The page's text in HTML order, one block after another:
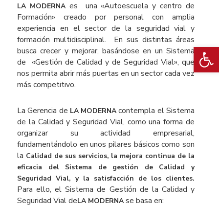
LA MODERNAes una «Autoescuela y centro de
Formación» creado por personal con amplia
experiencia en el sector de la seguridad vial y
formación multidisciplinal. En sus distintas áreas
busca crecer y mejorar, basándose en un Sistema
de «Gestión de Calidad y de Seguridad Vial», que
nos permita abrir más puertas en un sector cada vez
más competitivo.
La Gerencia de LA MODERNAcontempla el Sistema
de la Calidad y Seguridad Vial, como una forma de
organizar su actividad empresarial,
fundamentándolo en unos pilares básicos como son
la Calidad de sus servicios, la mejora continua de la
eficacia del Sistema de gestión de Calidad y
Seguridad Vial, y la satisfacción de los clientes.
Para ello, el Sistema de Gestión de la Calidad y
Seguridad Vial deLA MODERNAse basa en: